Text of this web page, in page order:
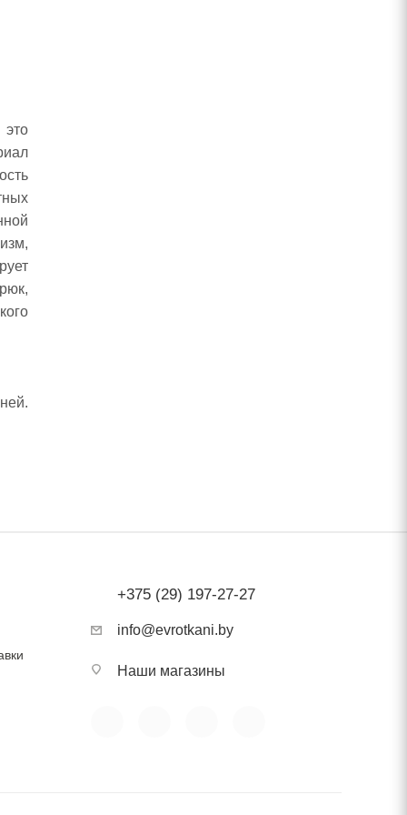
это
+375 (29) 197-27-27
info@evrotkani.by
Наши магазины